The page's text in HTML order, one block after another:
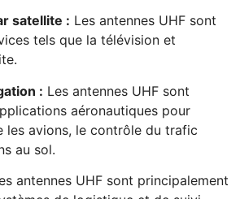
satellite : Les antennes UHF sont
tels que la télévision et
: Les antennes UHF sont
aéronautiques pour
les avions, le contrôle du trafic
au sol.
antennes UHF sont principalement